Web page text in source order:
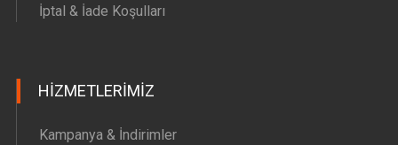
İptal & İade Koşulları
HIZMETLERIMIZ
Kampanya & İndirimler